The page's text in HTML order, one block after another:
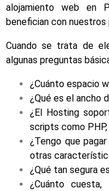
alojamiento web en
benefician con
Cuando se trata de
algunas preguntas
¿Cuánto espacio
¿Qué es el ancho
¿El Hosting
scripts como
¿Tengo que
otras
¿Qué tan segura
¿Cuánto